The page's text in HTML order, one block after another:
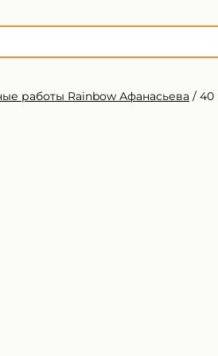
работы Rainbow Афанасьева / 40